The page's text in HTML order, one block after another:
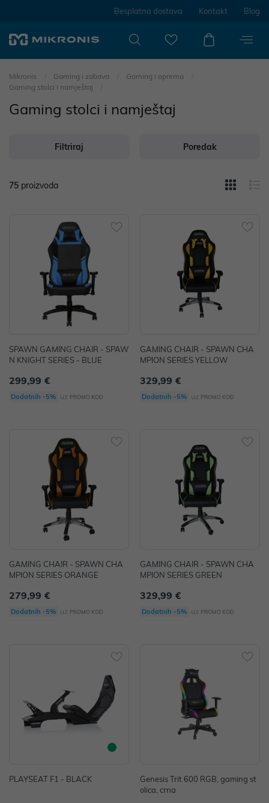
Besplatna dostava Kontakt Blog
Mikronis Gaming i zabava
Gaming i oprema
Gaming stolci i namještaj
Gaming stolci i namještaj
Filtriraj Poredak
75 proizvoda
SPAWN GAMING CHAIR - SPAW
N KNIGHT SERIES - BLUE
299,99 €
Dodatnih -5% uz PROMO KOD
GAMING CHAIR - SPAWN CHA
MPION SERIES YELLOW
329,99 €
Dodatnih -5% uz PROMO KOD
GAMING CHAIR - SPAWN CHA
MPION SERIES ORANGE
279,99 €
Dodatnih -5% uz PROMO KOD
GAMING CHAIR - SPAWN CHA
MPION SERIES GREEN
329,99 €
Dodatnih -5% uz PROMO KOD
PLAYSEAT F1 - BLACK
Genesis Trit 600 RGB, gaming st
olica, crna